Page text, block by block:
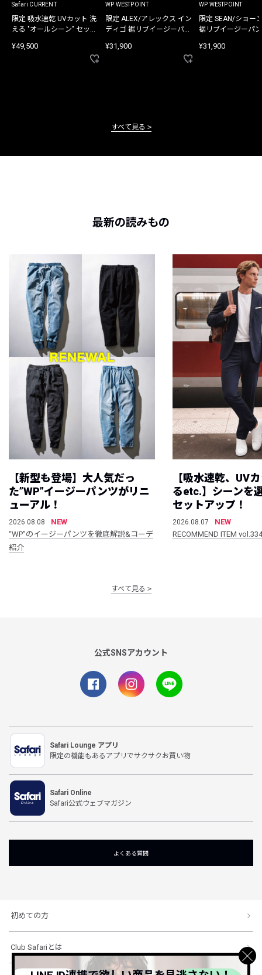
Safari CURRENT
限定 吸水速乾 UVカット 洗
える "オールシーン" セット
¥49,500
WP WESTPOINT
限定 ALEX/アレックス イン
ディゴ 裾リブイージーパン
¥31,900
WP WESTPOINT
限定 SEAN/ショー
裾リブイージーパ
¥31,900
すべて見る
最新の読みもの
【新型も登場】大人気だっ
た”WP”イージーパンツがリニ
ューアル！
2026.08.08
NEW
“WP”のイージーパンツを徹底解説&コーデ
紹介
【吸水速乾、UV
るetc.】シーンを
セットアップ！
2026.08.07
NEW
RECOMMEND ITEM vol.334
すべて見る
公式SNSアカウント
Safari Lounge アプリ
限定の機能もあるアプリでサクサクお買い物
Safari Online
Safari公式ウェブマガジン
よくある質問
初めての方
Club Safariとは